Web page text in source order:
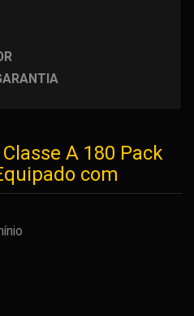
A 180 Pack
com